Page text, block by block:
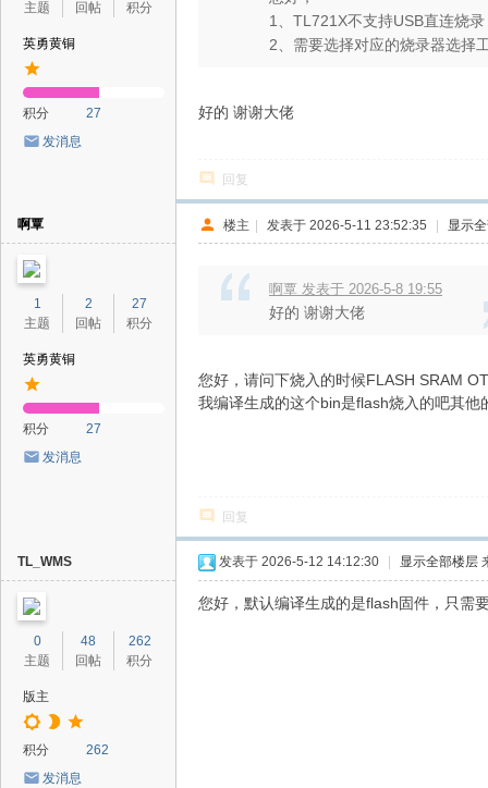
主题 回帖 积分
英勇黄铜
积分
27
发消息
1、TL721X不支持USB直连烧
2、需要选择对应的烧录器选择
好的 谢谢大佬
回复
啊覃
1
主题
2
回帖
27
积分
英勇黄铜
积分
27
发消息
楼主 | 发表于 2026-5-11 23:52:35 | 显示
啊覃 发表于 2026-5-8 19:55
好的 谢谢大佬
您好，请问下烧入的时候FLASH SRAM
我编译生成的这个bin是flash烧入的吧其他
回复
TL_WMS
0
主题
48
回帖
262
积分
版主
积分
262
发消息
发表于 2026-5-12 14:12:30 显示全部楼层
您好，默认编译生成的是flash固件，只需